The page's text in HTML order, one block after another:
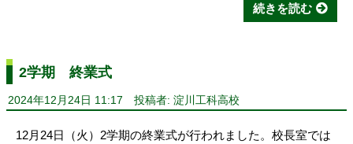
続きを読む
2学期 終業式
2024年12月24日 11:17 投稿者: 淀川工科高校
12月24日（火）2学期の終業式が行われました。校長室では